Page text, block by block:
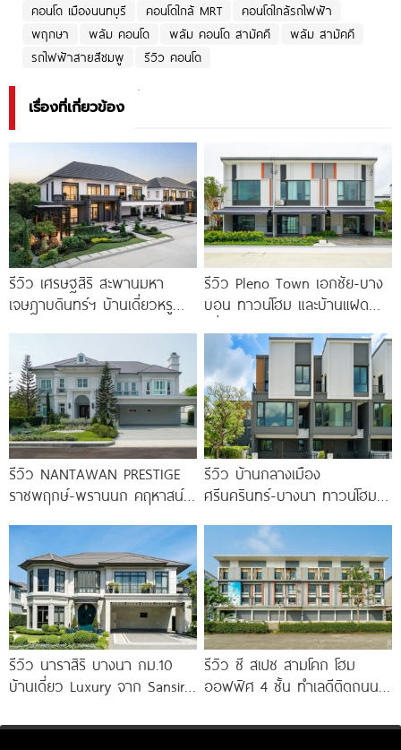
คอนโด เมืองนนทบุรี
คอนโดใกล้ MRT
คอนโดใกล้รถไฟฟ้า
พฤกษา
พลัม คอนโด พลัม คอนโด สามัคคี
พลัม สามัคคี
รถไฟฟ้าสายสีชมพู
รีวิว คอนโด
เรื่องที่เกี่ยวข้อง
รีวิว เศรษฐสิริ สะพานมหา
เจษฎาบดินทร์ฯ บ้านเดี่ยวหรู
รถไฟฟ้า และทางด่วน เริ่ม 15.9
รีวิว Pleno Town เอกชัย-บาง
บอน ทาวน์โฮม และบ้านแฝด
Central 2
รีวิว NANTAWAN PRESTIGE
ราชพฤกษ์-พรานนก คฤหาสน์
เริ่ม
รีวิว บ้านกลางเมือง
ศรีนครินทร์-บางนา ทาวน์โฮม 3
Penthouse
รีวิว นาราสิริ บางนา กม.10
บ้านเดี่ยว Luxury จาก Sansiri
รีวิว ซี สเปซ สามโคก โฮม
ออฟฟิศ 4 ชั้น ทำเลดีติดถนน